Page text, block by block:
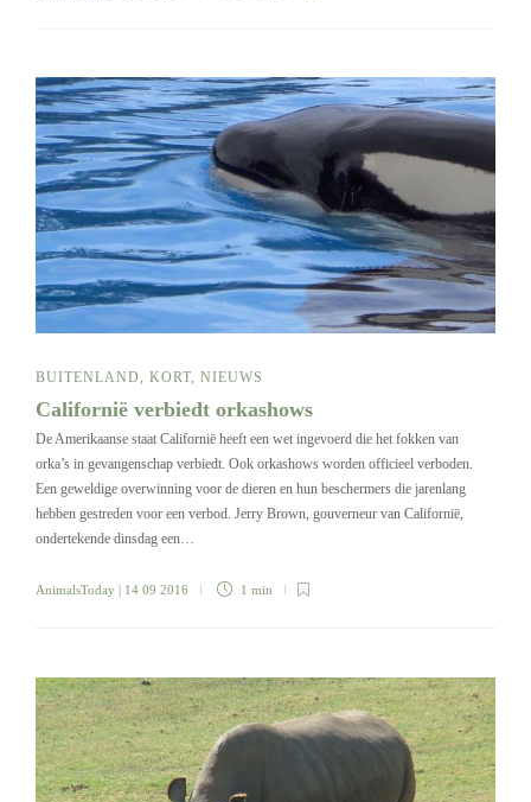
BUITENLAND, KORT, NIEUWS
Californië verbiedt orkashows
De Amerikaanse staat Californië heeft een wet ingevoerd die het fokken van
orka’s in gevangenschap verbiedt. Ook orkashows worden officieel verboden.
Een geweldige overwinning voor de dieren en hun beschermers die jarenlang
hebben gestreden voor een verbod. Jerry Brown, gouverneur van Californië,
ondertekende dinsdag een…
AnimalsToday | 14 09 2016 1 min